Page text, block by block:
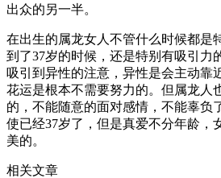
出众的另一半。
在出生的属龙女人不管什么时候都是
到了37岁的时候，还是特别有吸引力
吸引到异性的注意，异性是会主动靠
花运是根本不需要努力的。但属龙人
的，不能随意的面对感情，不能辜负
使已经37岁了，但是真爱不分年龄，
美的。
相关文章